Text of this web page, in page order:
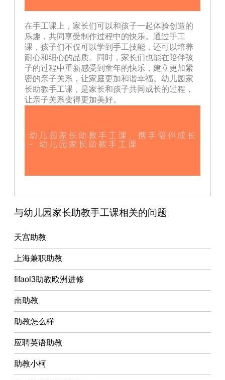
在手工课上，家长们可以和孩子一起体验创造的
乐趣，共同享受制作过程中的快乐。通过手工
课，孩子们不仅可以学到手工技能，还可以培养
耐心和细心的品质。同时，家长们也能在陪伴孩
子的过程中重新感受到童年的快乐，建立更加紧
密的亲子关系，让家庭更加和谐幸福。幼儿园家
长助教手工课，是家长和孩子共同成长的过程，
让亲子关系变得更加美好。
与幼儿园家长助教手工课相关的问题
天宫助教
上海兼职助教
fifaol3助教欧洲进修
南助教
助教怎么样
应聘英语助教
助教小柯